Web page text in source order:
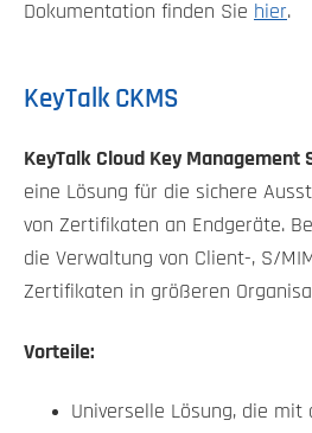
Dokumentation finden Sie hier.
KeyTalk CKMS
KeyTalk Cloud Key Management
eine Lösung für die sichere
von Zertifikaten an Endgeräte.
die Verwaltung von Client-, S/
Zertifikaten in größeren
Vorteile:
Universelle Lösung, die